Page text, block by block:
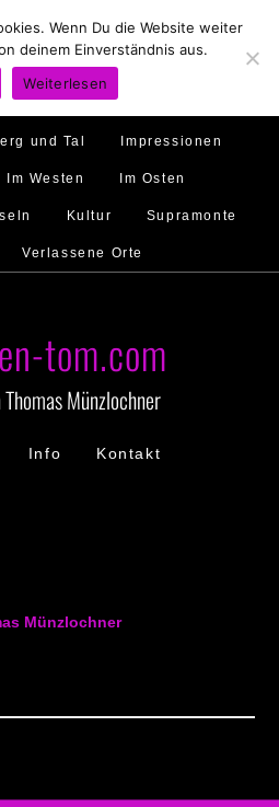
Feste feiern
Im Norden
Ambiente
und Tal Impressionen
Im Westen Im Osten
Kultur Supramonte
Verlassene Orte
tom.com
Münzlochner
Info Kontakt
Münzlochner
Wenn Du die Website weiter
deinem Einverständnis aus.
Weiterlesen